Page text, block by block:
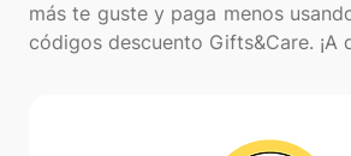
más te guste y paga menos